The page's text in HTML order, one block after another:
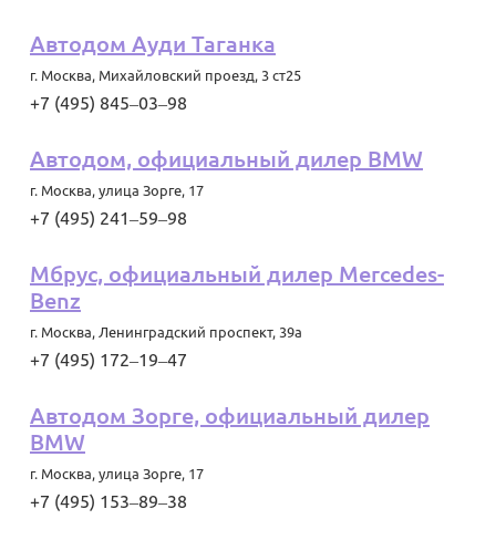
Автодом Ауди Таганка
г. Москва, Михайловский проезд, 3 ст25
+7 (495) 845‒03‒98
Автодом, официальный дилер BMW
г. Москва, улица Зорге, 17
+7 (495) 241‒59‒98
Мбрус, официальный дилер Mercedes-
Benz
г. Москва, Ленинградский проспект, 39а
+7 (495) 172‒19‒47
Автодом Зорге, официальный дилер
BMW
г. Москва, улица Зорге, 17
+7 (495) 153‒89‒38